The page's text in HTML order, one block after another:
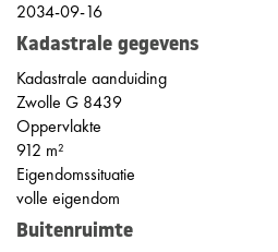
2034-09-16
Kadastrale gegevens
Kadastrale aanduiding
Zwolle G 8439
Oppervlakte
912 m²
Eigendomssituatie
volle eigendom
Buitenruimte